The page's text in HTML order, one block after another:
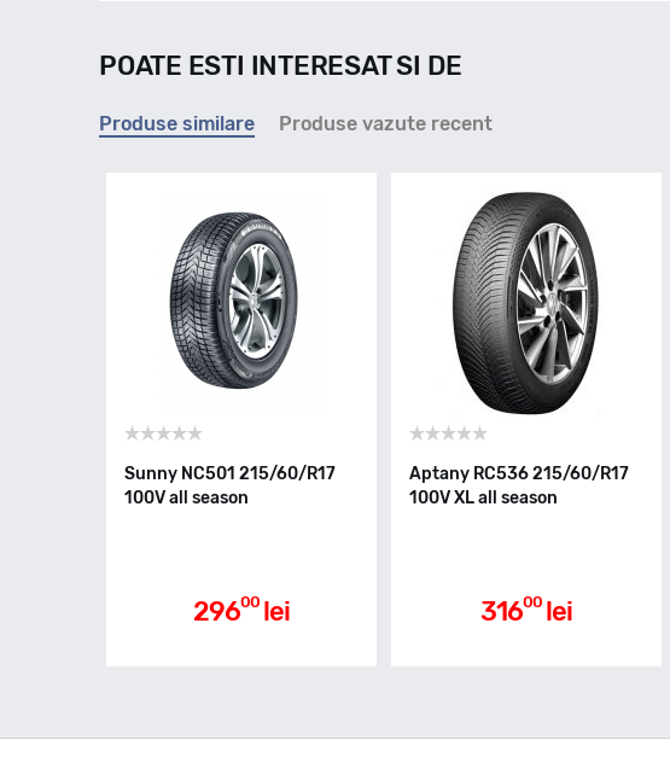
POATE ESTI INTERESAT SI DE
Produse similare Produse vazute recent
Sunny NC501 215/60/R17
100V all season
29600 lei
Aptany RC536 215/60/R17
100V XL all season
31600 lei